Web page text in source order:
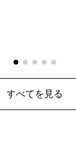
すべてを見る